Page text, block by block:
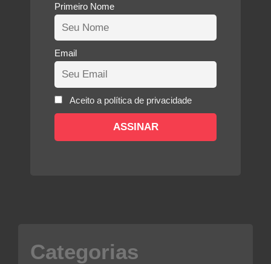
Primeiro Nome
Email
Aceito a política de privacidade
Categorias